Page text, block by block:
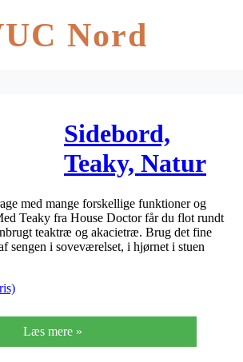
Nord
Sidebord,
Teaky, Natur
Ø38xh40 cm
med mange forskellige funktioner og
Teaky fra House Doctor får du flot rundt
teaktræ og akacietræ. Brug det fine
sengen i soveværelset, i hjørnet i stuen
Læs mere »